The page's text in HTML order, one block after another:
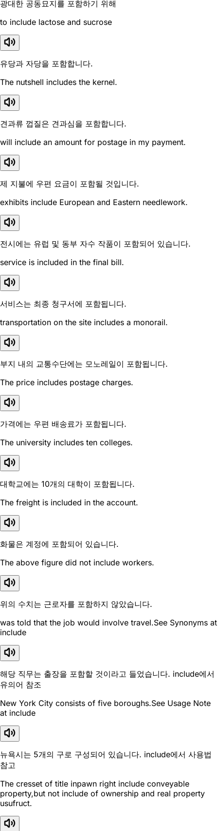
광대한 공동묘지를 포함하기 위해
to include lactose and sucrose
유당과 자당을 포함합니다.
The nutshell includes the kernel.
견과류 껍질은 견과심을 포함합니다.
will include an amount for postage in my payment.
제 지불에 우편 요금이 포함될 것입니다.
exhibits include European and Eastern needlework.
전시에는 유럽 및 동부 자수 작품이 포함되어 있습니다.
service is included in the final bill.
서비스는 최종 청구서에 포함됩니다.
transportation on the site includes a monorail.
부지 내의 교통수단에는 모노레일이 포함됩니다.
The price includes postage charges.
가격에는 우편 배송료가 포함됩니다.
The university includes ten colleges.
대학교에는 10개의 대학이 포함됩니다.
The freight is included in the account.
화물은 계정에 포함되어 있습니다.
The above figure did not include workers.
위의 수치는 근로자를 포함하지 않았습니다.
was told that the job would involve travel.See Synonyms at
include
해당 직무는 출장을 포함할 것이라고 들었습니다. include에서
유의어 참조
New York City consists of five boroughs.See Usage Note
at include
뉴욕시는 5개의 구로 구성되어 있습니다. include에서 사용법
참고
The cresset of title inpawn right include conveyable
property,but not include of ownership and real property
usufruct.